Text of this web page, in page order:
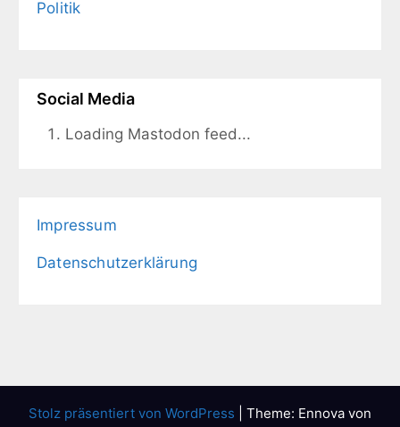
Politik
Social Media
Loading Mastodon feed...
Impressum
Datenschutzerklärung
Stolz präsentiert von WordPress
Theme: Ennova von